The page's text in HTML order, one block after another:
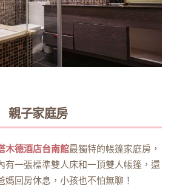
親子家庭房
木德酒店台南館最獨特的帳篷家庭房，
有一張標準雙人床和一頂雙人帳篷，還
媽回房休息，小孩也不怕無聊！